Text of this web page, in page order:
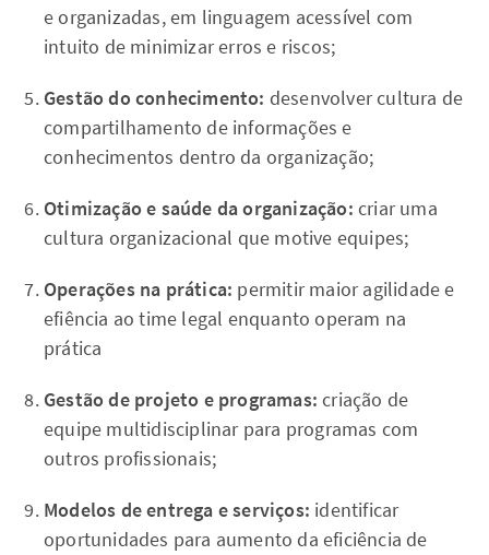
e organizadas, em linguagem acessível com
intuito de minimizar erros e riscos;
Gestão do conhecimento: desenvolver cultura de
compartilhamento de informações e
conhecimentos dentro da organização;
Otimização e saúde da organização: criar uma
cultura organizacional que motive equipes;
Operações na prática: permitir maior agilidade e
efiência ao time legal enquanto operam na
prática
Gestão de projeto e programas:criação de
equipe multidisciplinar para programas com
outros profissionais;
Modelos de entrega e serviços: identificar
oportunidades para aumento da eficiência de